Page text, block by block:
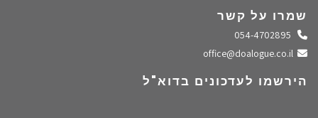
שמרו על קשר
התקשרו אלינו
שלחו מייל
הירשמו לעדכונים בדוא"ל